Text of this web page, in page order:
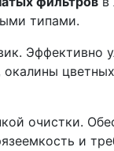
типами.
Эффективно
окалины
очистки.
и